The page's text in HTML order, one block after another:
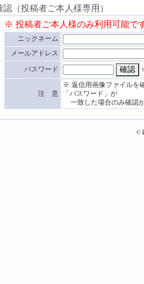
（投稿者ご本人様専用）
※ 投稿者ご本人様のみ利用可能
ニックネーム
メールアドレス
パスワード
注 意
※ 返信用画像ファイルを
「パスワード」が
一致した場合のみ確認
©